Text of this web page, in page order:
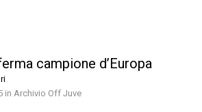
campione d’Europa
in Archivio Off Juve